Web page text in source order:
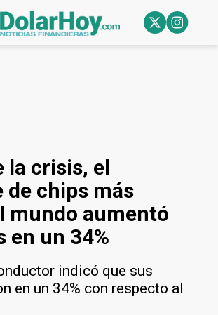
la crisis, el
chips más
mundo aumentó
en un 34%
indicó que sus
en un 34% con respecto al